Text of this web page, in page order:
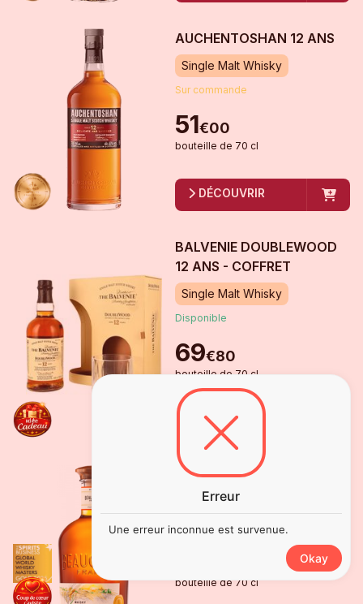
AUCHENTOSHAN 12 ANS
Single Malt Whisky
Sur commande
51€00
bouteille de 70 cl
DÉCOUVRIR
BALVENIE DOUBLEWOOD
12 ANS - COFFRET
Single Malt Whisky
Disponible
69€80
bouteillede70 cl
DÉCOUVRIR
BEAUCHAMPS PURE MALT
Single Malt Whisky
Disponible
bouteillede70 cl
Erreur
Une erreur inconnue est survenue.
Okay